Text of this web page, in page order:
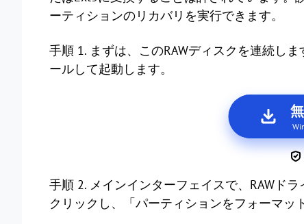
ーティションのリカバリを実行できます。
手順 1. まずは、このRAWディスクを連続し
ールして起動します。
手順 2. メインインターフェイスで、RAWド
クリックし、「パーティションをフォーマッ